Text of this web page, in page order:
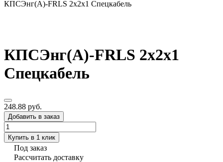
КПСЭнг(А)-FRLS 2х2х1 Спецкабель
КПСЭнг(А)-FRLS 2х2х1
Спецкабель
248.88 руб.
Добавить в заказ
Купить в 1 клик
Под заказ
Рассчитать доставку